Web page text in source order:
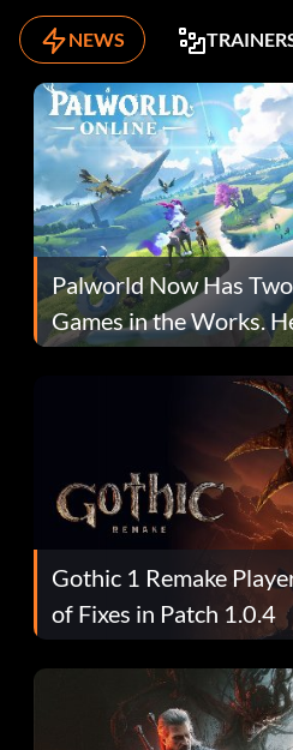
NEWS
Palworld Now Has
Games in the Works.
Gothic 1 Remake
of Fixes in Patch 1.0.4